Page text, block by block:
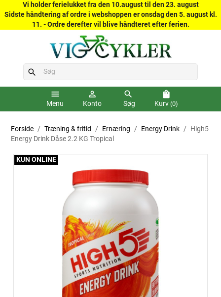
Vi holder ferielukket fra den 10.august til den 23. august
Sidste håndtering af ordre i webshoppen er onsdag den 5. august kl.
11. - Ordre derefter vil blive håndteret efter ferien.
search
menu
Menu
person_outline
Konto
search
Søg
shopping_bag
Kurv (0)
Forside Træning & fritid Ernæring Energy Drink
High5
Energy Drink Dåse 2.2 KG Tropical
KUN ONLINE